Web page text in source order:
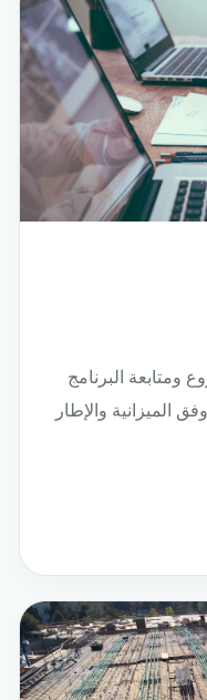
البرنامج
الميزانية والإطار